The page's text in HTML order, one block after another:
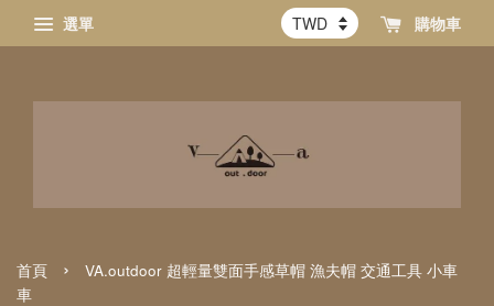
選單 購物車
首頁 ›
VA.outdoor 超輕量雙面手感草帽 漁夫帽 交通工具 小車
車